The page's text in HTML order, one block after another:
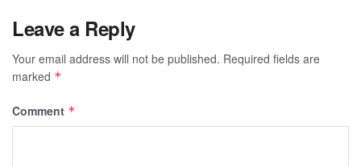
Leave a Reply
Your email address will not be published. Required fields are
marked *
Comment *